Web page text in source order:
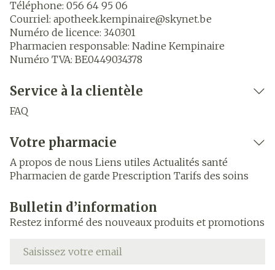
Téléphone: 056 64 95 06
Courriel: apotheek.kempinaire@skynet.be
Numéro de licence: 340301
Pharmacien responsable: Nadine Kempinaire
Numéro TVA: BE0449034378
Service à la clientèle
FAQ
Votre pharmacie
A propos de nous Liens utiles Actualités santé
Pharmacien de garde Prescription Tarifs des soins
Bulletin d’information
Restez informé des nouveaux produits et promotions
Adresse mail